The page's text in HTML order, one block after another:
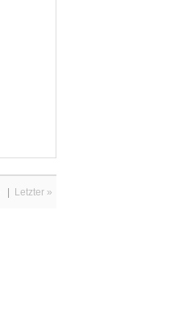
Letzter »